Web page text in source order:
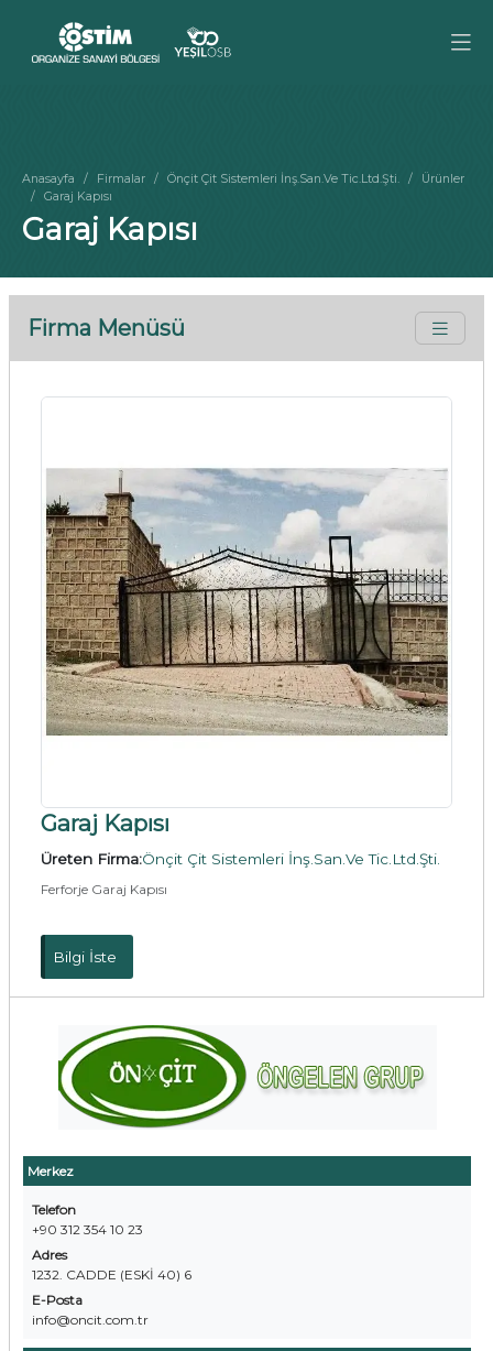
Anasayfa Firmalar Önçit Çit Sistemleri İnş.San.Ve Tic.Ltd.Şti.
Ürünler
Garaj Kapısı
Garaj Kapısı
Firma Menüsü
Merkez
Telefon
+90 312 354 10 23
Adres
1232. CADDE (ESKİ 40) 6
E-Posta
info@oncit.com.tr
Garaj Kapısı
Üreten Firma:Önçit Çit Sistemleri İnş.San.Ve Tic.Ltd.Şti.
Ferforje Garaj Kapısı
Bilgi İste